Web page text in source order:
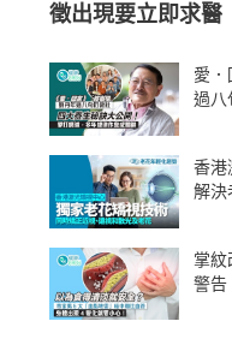
徵出現要立即求醫
愛．
過八
香港
解決
掌
警